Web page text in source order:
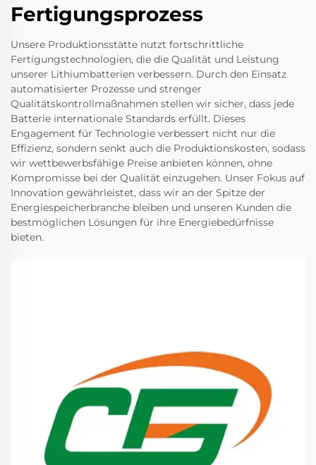
Fertigungsprozess
Unsere Produktionsstätte nutzt fortschrittliche
Fertigungstechnologien, die die Qualität und Leistung
unserer Lithiumbatterien verbessern. Durch den Einsatz
automatisierter Prozesse und strenger
Qualitätskontrollmaßnahmen stellen wir sicher, dass jede
Batterie internationale Standards erfüllt. Dieses
Engagement für Technologie verbessert nicht nur die
Effizienz, sondern senkt auch die Produktionskosten, sodass
wir wettbewerbsfähige Preise anbieten können, ohne
Kompromisse bei der Qualität einzugehen. Unser Fokus auf
Innovation gewährleistet, dass wir an der Spitze der
Energiespeicherbranche bleiben und unseren Kunden die
bestmöglichen Lösungen für ihre Energiebedürfnisse
bieten.